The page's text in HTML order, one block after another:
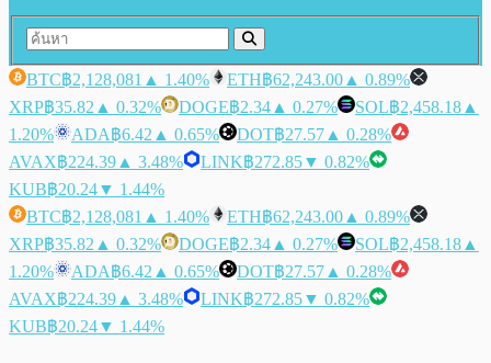
BTC฿2,128,081 ▲ 1.40% ETH฿62,243.00 ▲ 0.89%
XRP฿35.82 ▲ 0.32% DOGE฿2.34 ▲ 0.27% SOL฿2,458.18 ▲
1.20%
ADA฿6.42 ▲ 0.65% DOT฿27.57 ▲ 0.28%
AVAX฿224.39 ▲ 3.48% LINK฿272.85▼ 0.82%
KUB฿20.24▼ 1.44%
BTC฿2,128,081 ▲ 1.40% ETH฿62,243.00 ▲ 0.89%
XRP฿35.82 ▲ 0.32% DOGE฿2.34 ▲ 0.27% SOL฿2,458.18 ▲
1.20%
ADA฿6.42 ▲ 0.65% DOT฿27.57 ▲ 0.28%
AVAX฿224.39 ▲ 3.48% LINK฿272.85▼ 0.82%
KUB฿20.24▼ 1.44%